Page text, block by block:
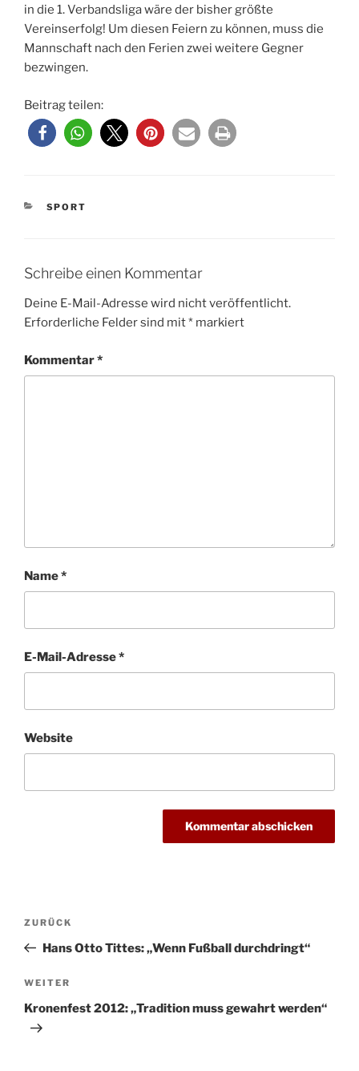
in die 1. Verbandsliga wäre der bisher größte
Vereinserfolg! Um diesen Feiern zu können, muss die
Mannschaft nach den Ferien zwei weitere Gegner
bezwingen.
Beitrag teilen:
KATEGORIEN
SPORT
Schreibe einen Kommentar
Deine E-Mail-Adresse wird nicht veröffentlicht.
Erforderliche Felder sind mit* markiert
Kommentar*
Name*
E-Mail-Adresse*
Website
Beitragsnavigation
Vorheriger
Beitrag
ZURÜCK
Hans Otto Tittes: „Wenn Fußball durchdringt“
Nächster
Beitrag
WEITER
Kronenfest 2012: „Tradition muss gewahrt werden“